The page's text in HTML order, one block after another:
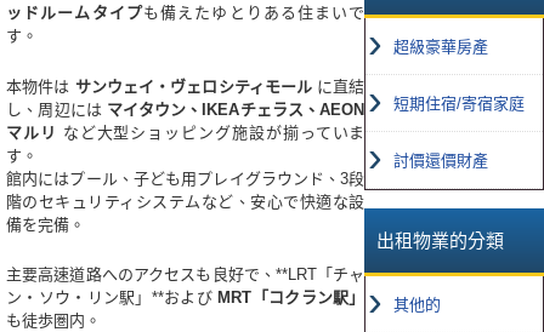
超級豪華房產
短期住宿/寄宿家庭
討價還價財產
出租物業的分類
其他的
ッドルームタイプも備えたゆとりある住まいで
す。
本物件は サンウェイ・ヴェロシティモール に直結
し、周辺には マイタウン、IKEAチェラス、AEON
マルリ など大型ショッピング施設が揃っていま
す。
館内にはプール、子ども用プレイグラウンド、3段
階のセキュリティシステムなど、安心で快適な設
備を完備。
主要高速道路へのアクセスも良好で、**LRT「チャ
ン・ソウ・リン駅」**および MRT「コクラン駅」
も徒歩圏内。